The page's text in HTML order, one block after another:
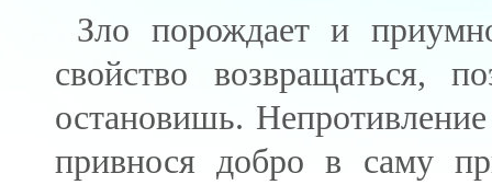
Зло порождает и
свойство возвращаться,
остановишь.
привнося добро в саму